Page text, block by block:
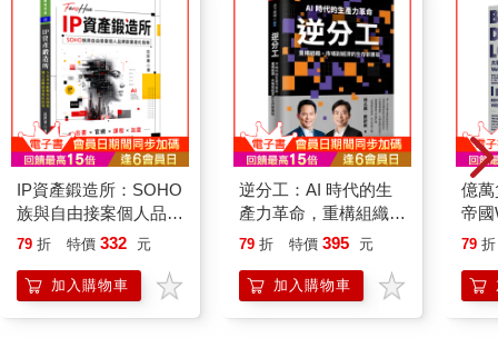
IP資產鍛造所：SOHO
族與自由接案個人品牌
創業進化指南
79 折 特價 332 元
加入購物車
逆分工：AI 時代的生
產力革命，重構組織、
市場到經濟的生存新賽
79 折 特價 395 元
加入購物車
億
帝
錄
79 折